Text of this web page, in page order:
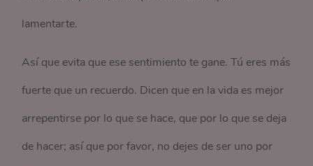
lamentarte.
Así que evita que ese sentimiento te gane. Tú eres más
fuerte que un recuerdo. Dicen que en la vida es mejor
arrepentirse por lo que se hace, que por lo que se deja
de hacer; así que por favor, no dejes de ser uno por